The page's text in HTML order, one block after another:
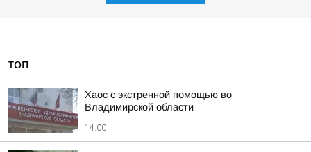
ТОП
Хаос с экстренной помощью во
Владимирской области
14:00